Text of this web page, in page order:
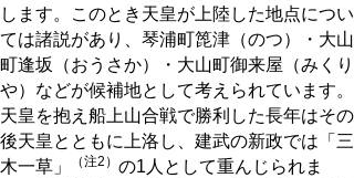
します。このとき天皇が上陸した地点につい
ては諸説があり、琴浦町箆津（のつ）・大山
町逢坂（おうさか）・大山町御来屋（みくり
や）などが候補地として考えられています。
天皇を抱え船上山合戦で勝利した長年はその
後天皇とともに上洛し、建武の新政では「三
木一草」
（注2） の1人として重んじられま